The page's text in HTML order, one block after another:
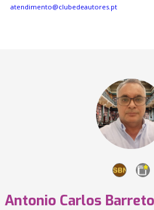
atendimento@clubedeautores.pt
Antonio Carlos